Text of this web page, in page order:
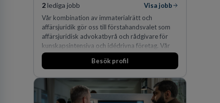
2lediga jobb
Visa jobb
Vår kombination av immaterialrätt och
affärsjuridik gör oss till förstahandsvalet som
affärsjuridisk advokatbyrå och rådgivare för
kunskapsintensiva och idédrivna företag. Vår
expertis inom IP-tillgångar har gett oss en
marknadsledande position. Våra klienter väljer
skydda, utveckla och kommersialisera
företagets viktigaste tillgångar.
Besök profil